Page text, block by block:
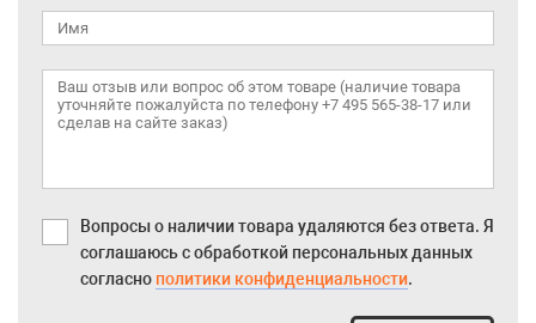
Вопросы о наличии товара удаляются без ответа. Я
соглашаюсь с обработкой персональных данных
согласно политики конфиденциальности.